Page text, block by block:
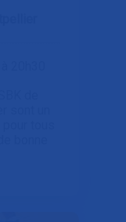
20h30
de
sont un
tous
bonne